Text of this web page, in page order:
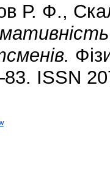
Р. Ф.,
ISSN